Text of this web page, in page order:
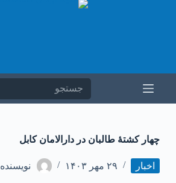
‏چهار کشتهٔ طالبان در دارالامان کابل
اخبار ۲۹ مهر ۱۴۰۳ نویسنده